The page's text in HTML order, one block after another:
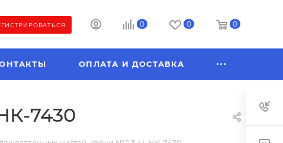
0 0 0
ОПЛАТА И ДОСТАВКА
7430